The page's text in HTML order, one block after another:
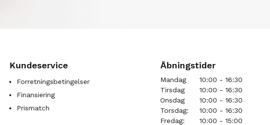
Kundeservice
Forretningsbetingelser
Finansiering
Prismatch
Åbningstider
Mandag
10:00 - 16:30
Tirsdag
10:00 - 16:30
Onsdag
10:00 - 16:30
Torsdag:
10:00 - 16:30
Fredag:
10:00 - 15:00